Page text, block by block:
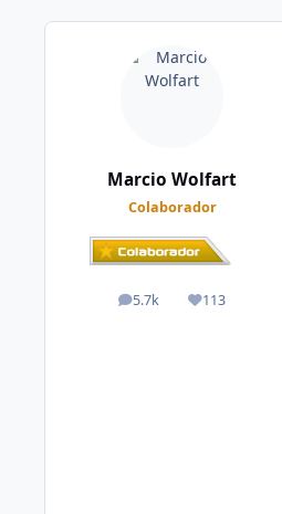
Marcio Wolfart
Colaborador
5.7k
posts 113
Reputação